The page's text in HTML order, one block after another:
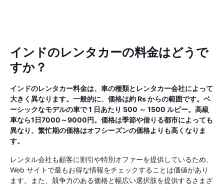
インドのレンタカーの料金はどうで
すか？
インドのレンタカー料金は、車の種類とレンタカー会社によって
大きく異なります。一般的に、価格は約 Rs からの範囲です。ベ
ーシックなモデルの車で 1 日あたり 500 ～ 1500 ルピー。高級
車なら1日7000～9000円。価格は季節や借りる都市によっても
異なり、繁忙期の価格はオフシーズンの価格よりも高くなりま
す。
レンタル会社も顧客に割引や特別オファーを提供しているため、
Web サイトで最もお得な情報をチェックすることは価値があり
ます。また、競争力のある価格と幅広い選択肢を提供するさまざ